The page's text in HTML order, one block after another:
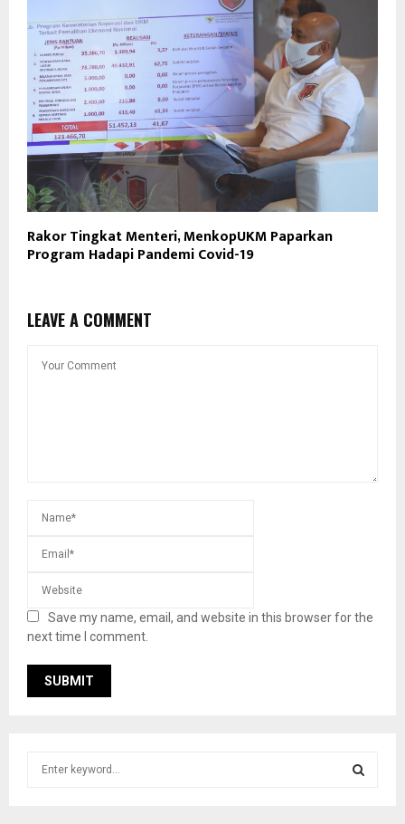
Rakor Tingkat Menteri, MenkopUKM Paparkan
Program Hadapi Pandemi Covid-19
LEAVE A COMMENT
Save my name, email, and website in this browser for the
next time I comment.